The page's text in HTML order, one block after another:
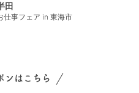
田
仕事フェア in 東海市
ンはこちら